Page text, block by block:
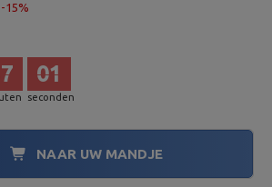
-15%
seconden
00
NAAR UW MANDJE